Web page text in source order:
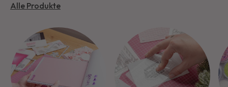
Alle Produkte